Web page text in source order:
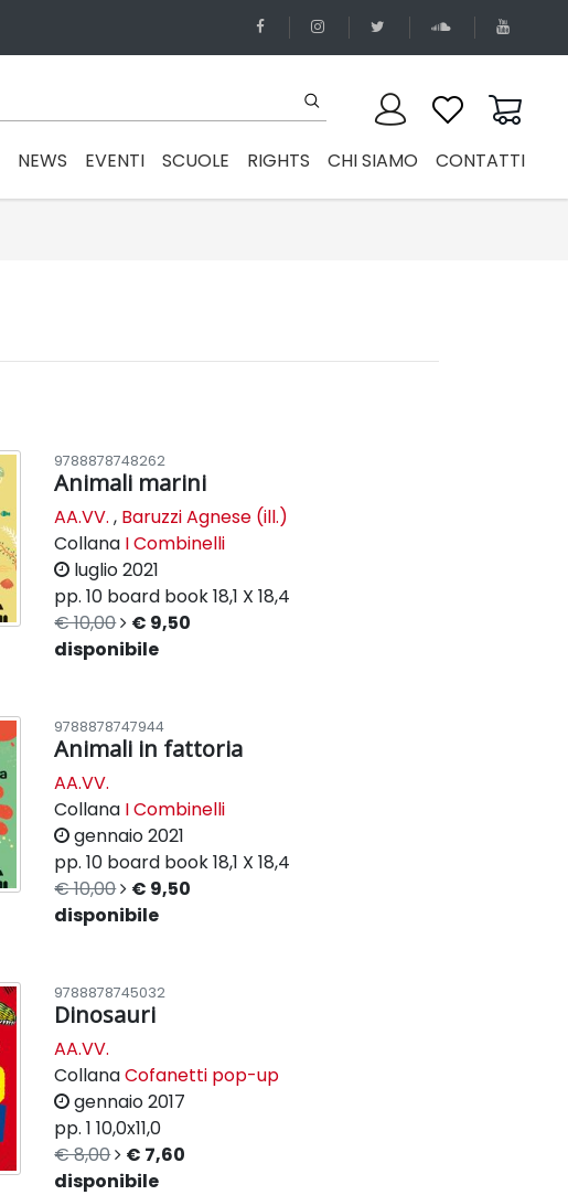
NEWS EVENTI SCUOLE RIGHTS CHI SIAMO CONTATTI
9788878748262
Animali marini
AA.VV. , Baruzzi Agnese (ill.)
Collana I Combinelli
luglio 2021
pp. 10 board book18,1 X 18,4
€ 10,00
€ 9,50
disponibile
9788878747944
Animali in fattoria
AA.VV.
Collana I Combinelli
gennaio 2021
pp. 10 board book18,1 X 18,4
€ 10,00
€ 9,50
disponibile
9788878745032
Dinosauri
AA.VV.
CollanaCofanetti pop-up
gennaio 2017
pp. 1 10,0x11,0
€ 8,00
€ 7,60
disponibile